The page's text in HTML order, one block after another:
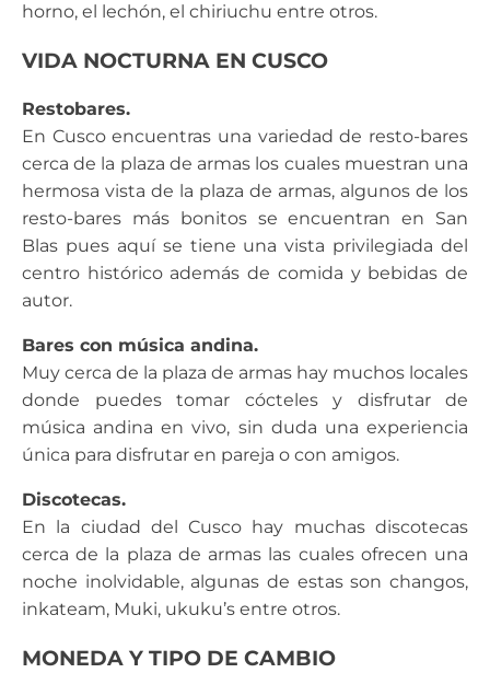
horno, el lechón, el chiriuchu entre otros.
VIDA NOCTURNA EN CUSCO
Restobares.
En Cusco encuentras una variedad de resto-bares
cerca de la plaza de armas los cuales muestran una
hermosa vista de la plaza de armas, algunos de los
resto-bares más bonitos se encuentran en San
Blas pues aquí se tiene una vista privilegiada del
centro histórico además de comida y bebidas de
autor.
Bares con música andina.
Muy cerca de la plaza de armas hay muchos locales
donde puedes tomar cócteles y disfrutar de
música andina en vivo, sin duda una experiencia
única para disfrutar en pareja o con amigos.
Discotecas.
En la ciudad del Cusco hay muchas discotecas
cerca de la plaza de armas las cuales ofrecen una
noche inolvidable, algunas de estas son changos,
inkateam, Muki, ukuku’s entre otros.
MONEDA Y TIPO DE CAMBIO